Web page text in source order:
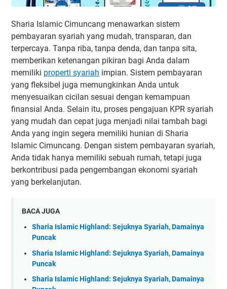
Sharia Islamic Cimuncang menawarkan sistem
pembayaran syariah yang mudah, transparan, dan
terpercaya. Tanpa riba, tanpa denda, dan tanpa sita,
memberikan ketenangan pikiran bagi Anda dalam
memiliki properti syariah impian. Sistem pembayaran
yang fleksibel juga memungkinkan Anda untuk
menyesuaikan cicilan sesuai dengan kemampuan
finansial Anda. Selain itu, proses pengajuan KPR syariah
yang mudah dan cepat juga menjadi nilai tambah bagi
Anda yang ingin segera memiliki hunian di Sharia
Islamic Cimuncang. Dengan sistem pembayaran syariah,
Anda tidak hanya memiliki sebuah rumah, tetapi juga
berkontribusi pada pengembangan ekonomi syariah
yang berkelanjutan.
BACA JUGA
Sharia Islamic Highland: Sejuknya Syariah, Damainya
Puncak
Sharia Islamic Highland: Sejuknya Syariah, Damainya
Puncak
Sharia Islamic Highland: Sejuknya Syariah, Damainya